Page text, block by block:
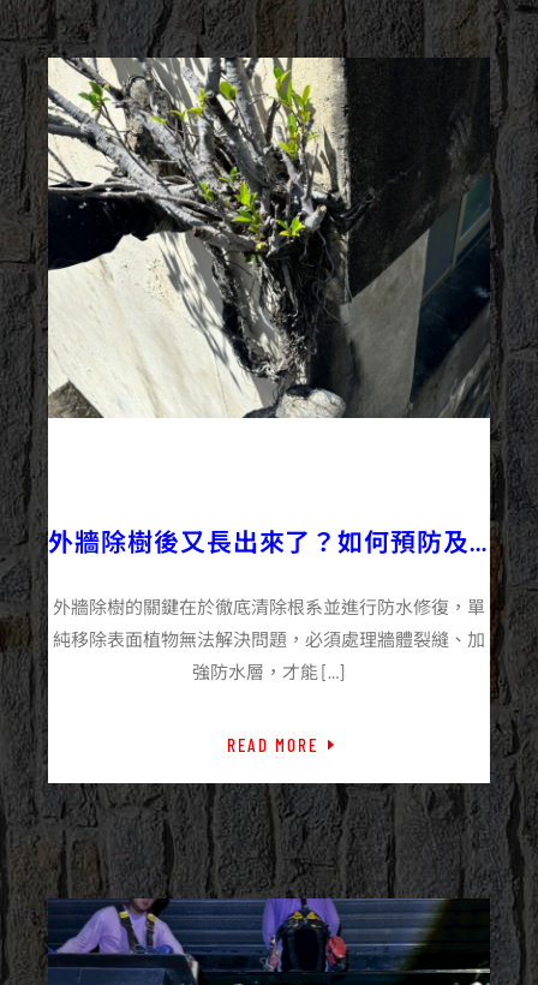
外牆除樹後又長出來了？如何預防及
長期保護？
外牆除樹的關鍵在於徹底清除根系並進行防水修復，單
純移除表面植物無法解決問題，必須處理牆體裂縫、加
強防水層，才能 […]
READ MORE